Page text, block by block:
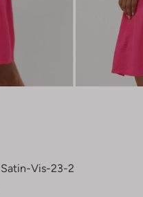
Vis-23-2